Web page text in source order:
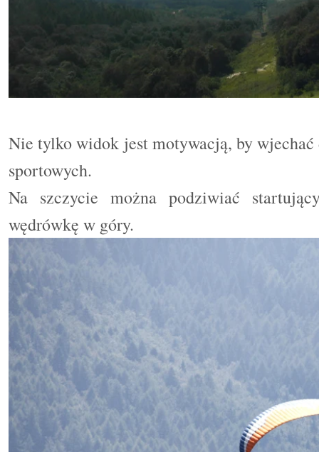
Nie tylko widok jest motywacją, by
sportowych.
Na szczycie można podziwiać
wędrówkę w góry.